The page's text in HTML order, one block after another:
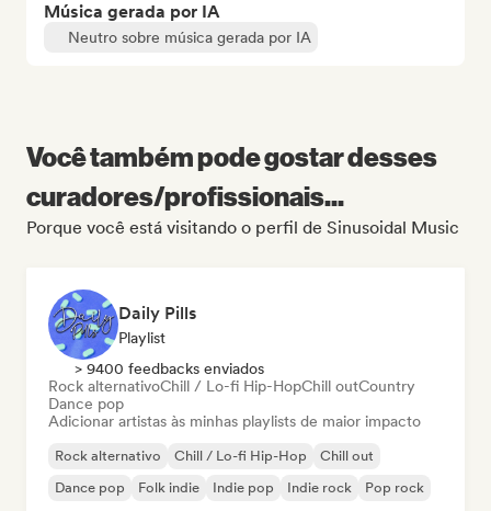
Música gerada por IA
Neutro sobre música gerada por IA
Você também pode gostar desses
curadores/profissionais...
Porque você está visitando o perfil de Sinusoidal Music
Daily Pills
Playlist
> 9400 feedbacks enviados
Rock alternativoChill / Lo-fi Hip-HopChill outCountry
Dance pop
Adicionar artistas às minhas playlists de maior impacto
Rock alternativo Chill / Lo-fi Hip-Hop
Chill out
Dance pop
Folk indie Indie pop Indie rock Pop rock